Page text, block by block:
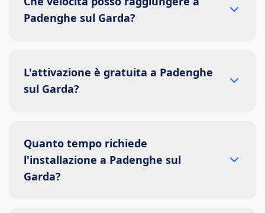
Padenghe sul Garda?
L'attivazione è gratuita a Padenghe
sul Garda?
Quanto tempo richiede
l'installazione a Padenghe sul
Garda?